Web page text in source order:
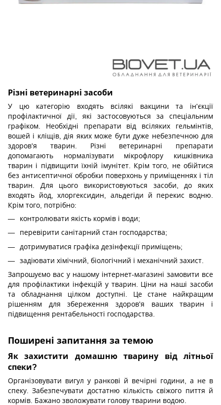
Різні ветеринарні засоби
У цю категорію входять всілякі вакцини та ін'єкції
профілактичної дії, які застосовуються за спеціальним
графіком. Необхідні препарати від всіляких гельмінтів,
вошей і кліщів, дія яких може бути дуже небезпечною для
здоров'я тварин. Різні ветеринарні препарати
допомагають нормалізувати мікрофлору кишківника
тварин і підвищити їхній імунітет. Крім того, не обійтися
без антисептичної обробки поверхонь у приміщеннях і тіл
тварин. Для цього використовуються засоби, до яких
входять йод, хлоргексидин, альдегіди й перекис водню.
Крім того, потрібно:
контролювати якість кормів і води;
перевірити санітарний стан господарства;
дотримуватися графіка дезінфекції приміщень;
задіювати хімічний, біологічний і механічний захист.
Запрошуємо вас у нашому інтернет-магазині замовити все
для профілактики інфекцій у тварин. Ціни на наші засоби
та обладнання цілком доступні. Це стане найкращим
рішенням для збереження здоров'я ваших тварин і
підвищення рентабельності господарства.
Поширені запитання за темою
Як захистити домашню тварину від літньої
спеки?
Організовувати вигул у ранкові й вечірні години, а не в
спеку. Забезпечувати достатню кількість свіжого пиття й
кормів. Бажано зволожувати голову тварини водою.